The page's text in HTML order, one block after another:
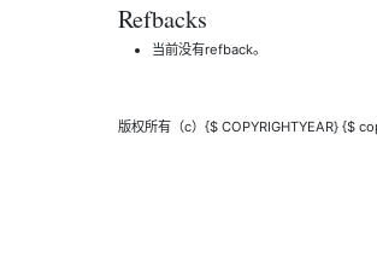
Refbacks
当前没有refback。
版权所有（c）{$ COPYRIGHTYEAR} {$